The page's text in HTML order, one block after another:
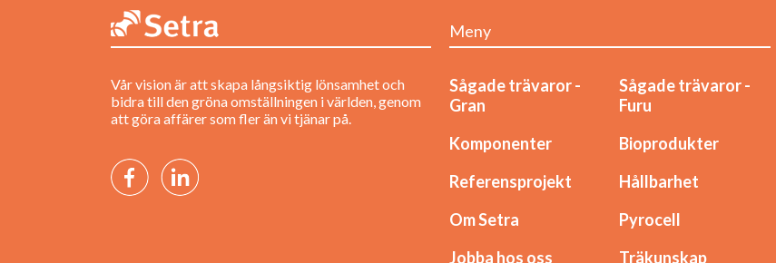
Vår vision är att skapa långsiktig lönsamhet och
bidra till den gröna omställningen i världen, genom
att göra affärer som fler än vi tjänar på.
Meny
Sågade trävaror -
Gran
Sågade trävaror -
Furu
Komponenter
Bioprodukter
Referensprojekt
Hållbarhet
Om Setra
Pyrocell
Jobba hos oss
Träkunskap